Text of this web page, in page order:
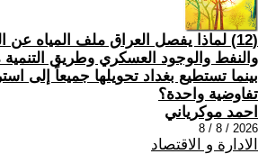
(12) لماذا يفصل العراق ملف المياه عن
والنفط والوجود العسكري وطريق التنمية
بينما تستطيع بغداد تحويلها جميعاً إلى
تفاوضية واحدة؟
احمد موكرياني
2026 / 8 / 8
الادارة و الاقتصاد